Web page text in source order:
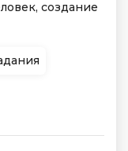
создание